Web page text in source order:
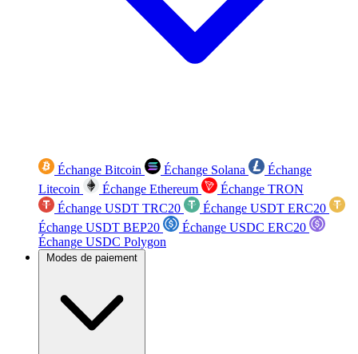
Échange Bitcoin Échange Solana
Échange
Litecoin
Échange Ethereum
Échange TRON
Échange USDT TRC20
Échange USDT ERC20
Échange USDT BEP20
Échange USDC ERC20
Échange USDC Polygon
Modes de paiement